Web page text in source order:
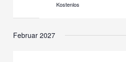
Kostenlos
Februar 2027